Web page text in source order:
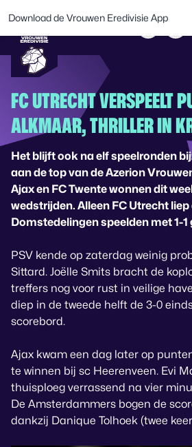
FC UTRECHT VERSPEELT
ALKMAAR, THRILLER IN
Het blijft ook na elf speelronden
aan de top van de Azerion
Ajax en FC Twente wonnen dit
wedstrijden. Alleen FC Utrecht liep
Domstedelingen speelden met 1-1
PSV kende op zaterdag weinig
Sittard. Joëlle Smits bracht de
treffers nog voor rust in veilige
diep in de tweede helft de 3-0
scorebord.
Ajax kwam een dag later op
te winnen bij sc Heerenveen. Evi
thuisploeg verrassend na vier
De Amsterdammers bogen de
dankzij Danique Tolhoek (twee
Download de Vrouwen Eredivisie App